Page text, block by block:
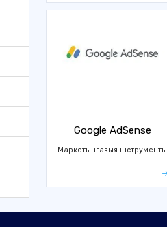
Google AdSense
Маркетынгавыя інструменты